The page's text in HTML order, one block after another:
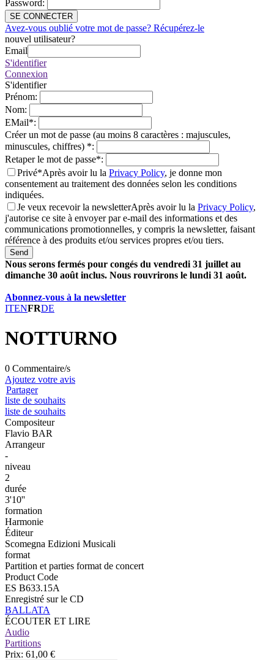
Password:
SE CONNECTER
Avez-vous oublié votre mot de passe? Récupérez-le
nouvel utilisateur?
Email
S'identifier
Connexion
S'identifier
Prénom:
Nom:
EMail*:
Créer un mot de passe (au moins 8 caractères : majuscules,
minuscules, chiffres) *:
Retaper le mot de passe*:
Privé*Après avoir lu la Privacy Policy, je donne mon
consentement au traitement des données selon les conditions
indiquées.
Je veux recevoir la newsletterAprès avoir lu la Privacy Policy,
j'autorise ce site à envoyer par e-mail des informations et des
communications promotionnelles, y compris la newsletter, faisant
référence à des produits et/ou services propres et/ou tiers.
Send
Nous serons fermés pour congés du vendredi 31 juillet au
dimanche 30 août inclus. Nous rouvrirons le lundi 31 août.
Abonnez-vous à la newsletter
ITENFRDE
NOTTURNO
0 Commentaire/s
Ajoutez votre avis
Partager
liste de souhaits
liste de souhaits
Compositeur
Flavio BAR
Arrangeur
-
niveau
2
durée
3'10''
formation
Harmonie
Éditeur
Scomegna Edizioni Musicali
format
Partition et parties format de concert
Product Code
ES B633.15A
Enregistré sur le CD
BALLATA
ÉCOUTER ET LIRE
Audio
Partitions
Prix: 61,00 €